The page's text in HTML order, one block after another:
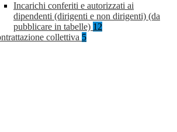
Incarichi conferiti e autorizzati ai
dipendenti (dirigenti e non dirigenti) (da
pubblicare in tabelle) 12
collettiva 5